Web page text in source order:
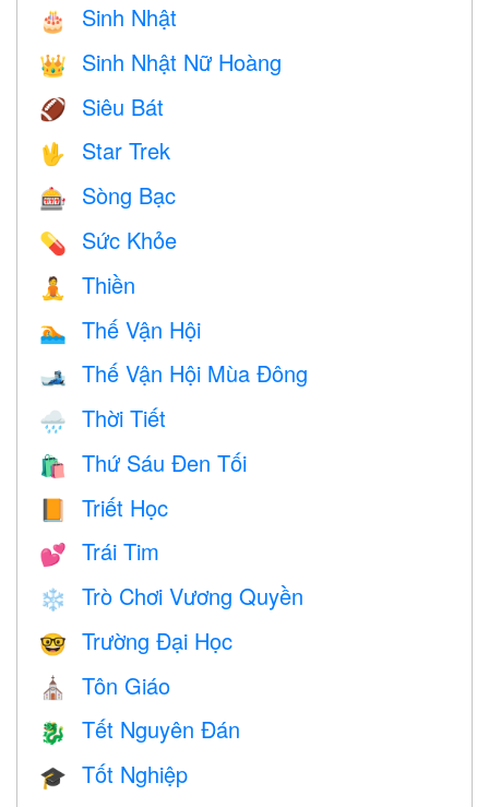
🎂 Sinh Nhật
👑 Sinh Nhật Nữ Hoàng
🏈 Siêu Bát
🖖 Star Trek
🎰 Sòng Bạc
💊 Sức Khỏe
🧘 Thiền
🏊 Thế Vận Hội
🎿 Thế Vận Hội Mùa Đông
🌧 Thời Tiết
🛍 Thứ Sáu Đen Tối
📙 Triết Học
💕 Trái Tim
❄️ Trò Chơi Vương Quyền
🤓 Trường Đại Học
⛪️ Tôn Giáo
🐉 Tết Nguyên Đán
🎓 Tốt Nghiệp